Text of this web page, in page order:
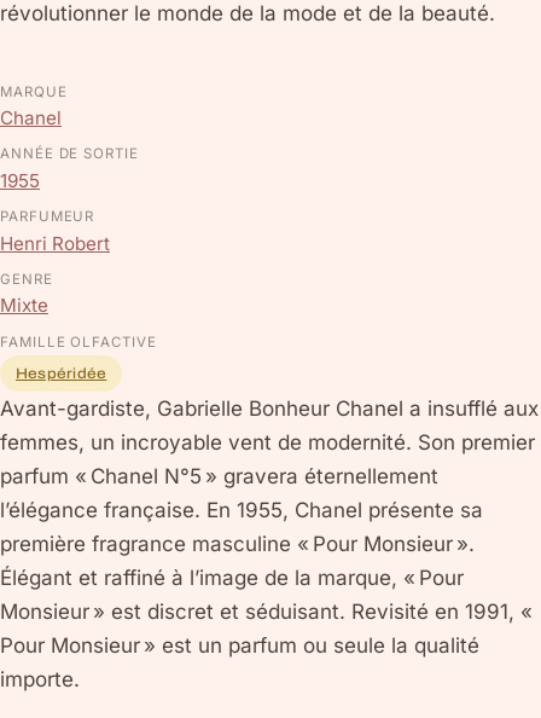
révolutionner le monde de la mode et de la beauté.
MARQUE
Chanel
ANNÉE DE SORTIE
1955
PARFUMEUR
Henri Robert
GENRE
Mixte
FAMILLE OLFACTIVE
Hespéridée
Avant-gardiste, Gabrielle Bonheur Chanel a insufflé aux
femmes, un incroyable vent de modernité. Son premier
parfum « Chanel N°5 » gravera éternellement
l’élégance française. En 1955, Chanel présente sa
première fragrance masculine « Pour Monsieur ».
Élégant et raffiné à l’image de la marque, « Pour
Monsieur » est discret et séduisant. Revisité en 1991, «
Pour Monsieur » est un parfum ou seule la qualité
importe.